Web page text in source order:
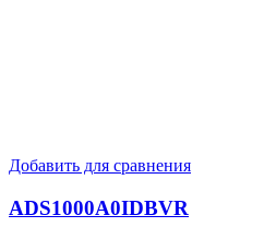
Добавить для сравнения
ADS1000A0IDBVR